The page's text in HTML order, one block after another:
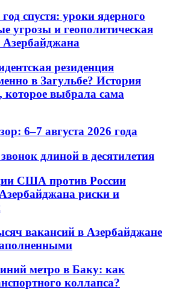
спустя: уроки ядерного
угрозы и геополитическая
Азербайджана
резиденция
в Загульбе? История
которое выбрала сама
6–7 августа 2026 года
длиной в десятилетия
США против России
риски и
вакансий в Азербайджане
метро в Баку: как
коллапса?